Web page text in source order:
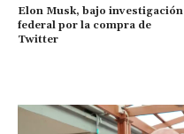
Elon Musk, bajo investigación
federal por la compra de
Twitter